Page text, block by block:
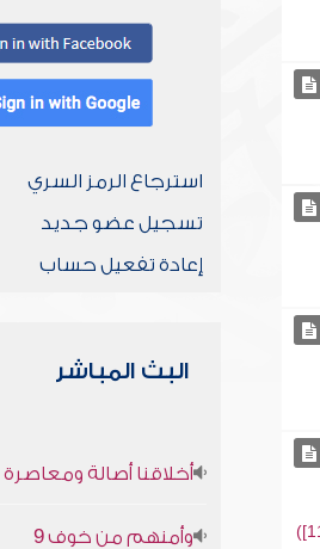
استرجاع الرمز السري
تسجيل عضو جديد
إعادة تفعيل حساب
البث المباشر
أخلاقنا أصالة ومعاصرة
وأمنهم من خوف 9